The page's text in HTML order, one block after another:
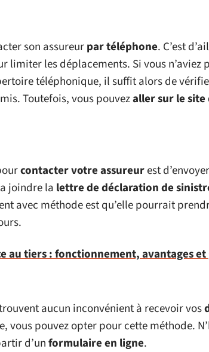
son assureurpar téléphone. C’est
limiter les déplacements. Si vous n’aviez
téléphonique, il suffit alors de
Toutefois, vous pouvezaller sur le site
contacter votre assureurest
joindre la lettre de déclarationde
avec méthode est qu’elle pourrait
au tiers : fonctionnement, avantages
aucun inconvénient à recevoir vos
vous pouvez opter pour cette méthode.
d’unformulaire en ligne.